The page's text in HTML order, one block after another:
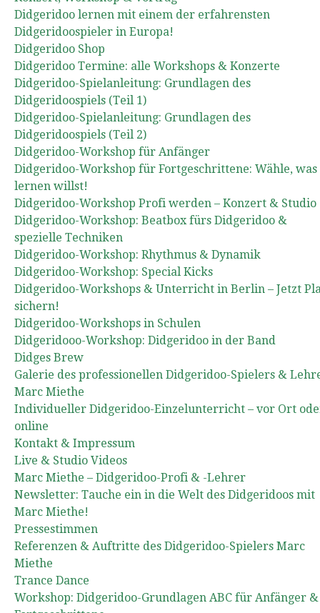
Didgeridoo lernen mit einem der erfahrensten
Didgeridoospieler in Europa!
Didgeridoo Shop
Didgeridoo Termine: alle Workshops & Konzerte
Didgeridoo-Spielanleitung: Grundlagen des
Didgeridoospiels (Teil 1)
Didgeridoo-Spielanleitung: Grundlagen des
Didgeridoospiels (Teil 2)
Didgeridoo-Workshop für Anfänger
Didgeridoo-Workshop für Fortgeschrittene: Wähle, was
lernen willst!
Didgeridoo-Workshop Profi werden – Konzert & Studio
Didgeridoo-Workshop: Beatbox fürs Didgeridoo &
spezielle Techniken
Didgeridoo-Workshop: Rhythmus & Dynamik
Didgeridoo-Workshop: Special Kicks
Didgeridoo-Workshops & Unterricht in Berlin – Jetzt
sichern!
Didgeridoo-Workshops in Schulen
Didgeridooo-Workshop: Didgeridoo in der Band
Didges Brew
Galerie des professionellen Didgeridoo-Spielers &
Marc Miethe
Individueller Didgeridoo-Einzelunterricht – vor Ort
online
Kontakt & Impressum
Live & Studio Videos
Marc Miethe – Didgeridoo-Profi & -Lehrer
Newsletter: Tauche ein in die Welt des Didgeridoos mit
Marc Miethe!
Pressestimmen
Referenzen & Auftritte des Didgeridoo-Spielers Marc
Miethe
Trance Dance
Workshop: Didgeridoo-Grundlagen ABC für Anfänger &